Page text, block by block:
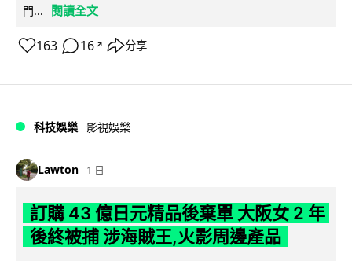
門...
閱讀全文
163 16 ↗ 分享
科技娛樂 影視娛樂
Lawton 1 日
訂購 43 億日元精品後棄單 大阪女 2 年
後終被捕 涉海賊王,火影周邊產品